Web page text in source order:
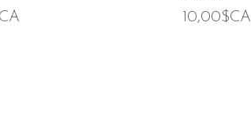
10,00$CA